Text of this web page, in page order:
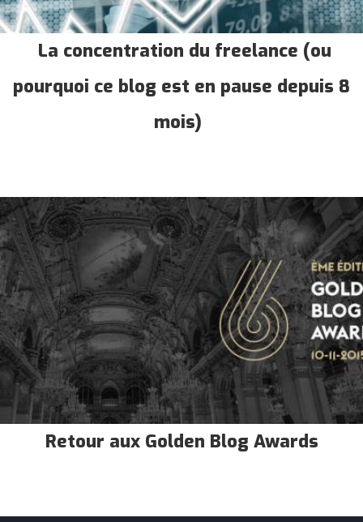
La concentration du freelance (ou
pourquoi ce blog est en pause depuis 8
mois)
Retour aux Golden Blog Awards